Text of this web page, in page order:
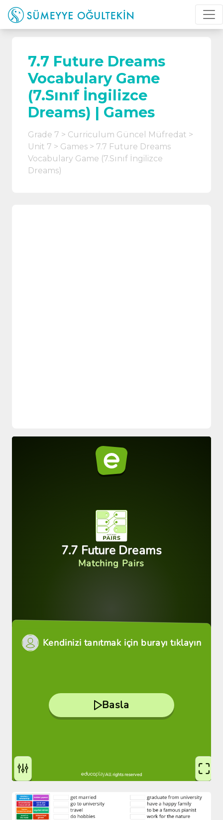
7.7 Future Dreams
Vocabulary Game
(7.Sınıf İngilizce
Dreams) | Games
Grade 7
Curriculum Güncel Müfredat
Unit 7
Games
7.7 Future Dreams
Vocabulary Game (7.Sınıf İngilizce
Dreams)